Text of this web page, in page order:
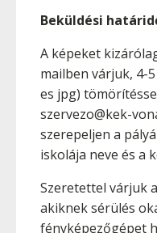
Beküldési
A képeket
mailben várjuk, 4-
es jpg)
szervezo@kek-
szerepeljen a
iskolája neve és a
Szeretettel várjuk
akiknek sérülés
fényképezőgépet